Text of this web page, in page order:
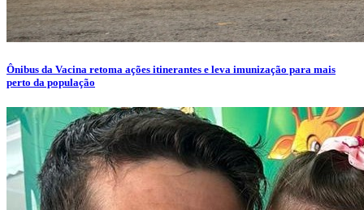
Ônibus da Vacina retoma ações itinerantes e leva imunização para mais
perto da população